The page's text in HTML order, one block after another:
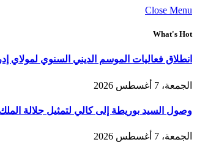
Close Menu
What's Hot
انطلاق فعاليات الموسم الديني السنوي لمولاي
الجمعة، 7 أغسطس 2026
وصول السيد بوريطة إلى كالي لتمثيل جلالة
الجمعة، 7 أغسطس 2026